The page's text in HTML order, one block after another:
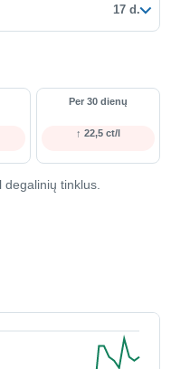
17 d.
Per 30 dienų
↑ 22,5 ct/l
tinklus.